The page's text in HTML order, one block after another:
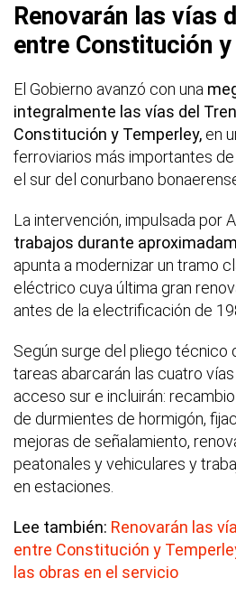
Renovarán las vías
entre Constitución
El Gobierno avanzó con una
integralmente las vías del
Constitución y Temperley, en
ferroviarios más importantes
el sur del conurbano
La intervención, impulsada por
trabajos durante
apunta a modernizar un tramo
eléctrico cuya última gran
antes de la electrificación de
Según surge del pliego técnico
tareas abarcarán las cuatro
acceso sur e incluirán:
de durmientes de hormigón,
mejoras de señalamiento,
peatonales y vehiculares y
en estaciones.
Lee también: Renovarán las
entre Constitución y
las obras en el servicio